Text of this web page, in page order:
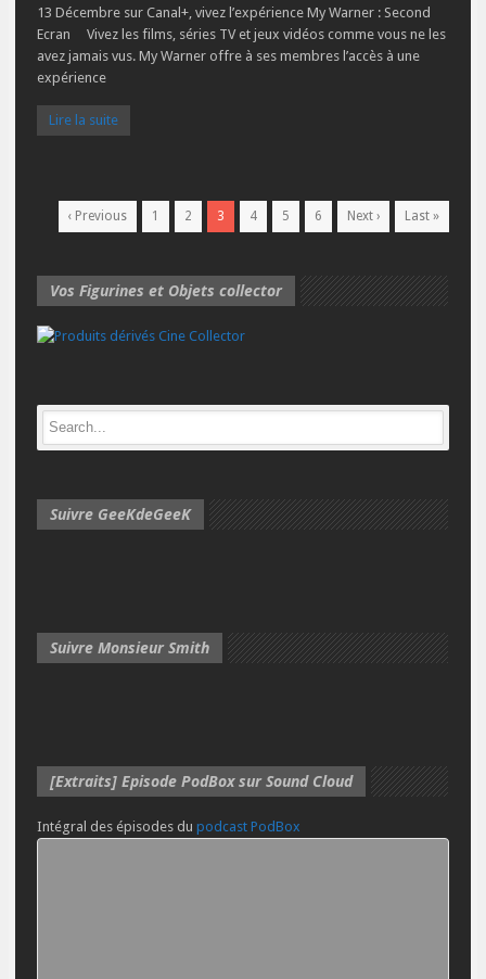
13 Décembre sur Canal+, vivez l’expérience My Warner : Second
Ecran Vivez les films, séries TV et jeux vidéos comme vous ne les
avez jamais vus. My Warner offre à ses membres l’accès à une
expérience
Lire la suite
‹ Previous 1 2 3 4 5 6 Next › Last »
Vos Figurines et Objets collector
Suivre GeeKdeGeeK
Suivre Monsieur Smith
[Extraits] Episode PodBox sur Sound Cloud
Intégral des épisodes du podcast PodBox